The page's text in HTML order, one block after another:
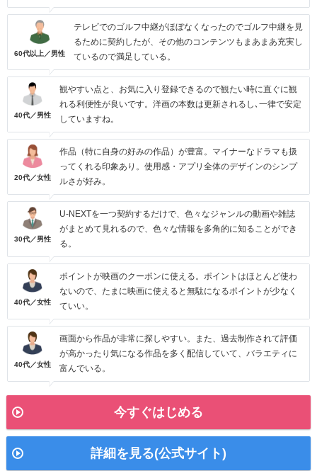
60代以上／男性
テレビでのゴルフ中継がほぼなくなったのでゴルフ中継を見
るために契約したが、その他のコンテンツもまあまあ充実し
ているので満足している。
40代／男性
観やすい点と、お気に入り登録できるので観たい時に直ぐに観
れる利便性が良いです。洋画の本数は更新されるし､一律で安定
していますね。
20代／女性
作品（特に自身の好みの作品）が豊富。マイナーなドラマも扱
ってくれる印象あり。使用感・アプリ全体のデザインのシンプ
ルさが好み。
30代／男性
U-NEXTを一つ契約するだけで、色々なジャンルの動画や雑誌
がまとめて見れるので、色々な情報を多角的に知ることができ
る。
40代／女性
ポイントが映画のクーポンに使える。ポイントはほとんど使わ
ないので、たまに映画に使えると無駄になるポイントが少なく
ていい。
40代／女性
画面から作品が非常に探しやすい。また、過去制作されて評価
が高かったり気になる作品を多く配信していて、バラエティに
富んでいる。
今すぐはじめる
詳細を見る(公式サイト)